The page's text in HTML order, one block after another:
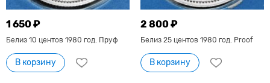
1 650 ₽
Белиз 10 центов 1980 год. Пруф
В корзину
2 800 ₽
Белиз 25 центов 1980 год. Proof
В корзину